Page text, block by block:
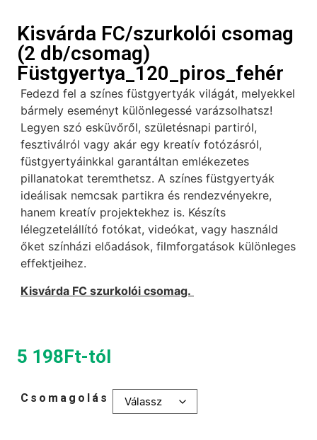
Kisvárda FC/szurkolói csomag
(2 db/csomag)
Füstgyertya_120_piros_fehér
Fedezd fel a színes füstgyertyák világát, melyekkel
bármely eseményt különlegessé varázsolhatsz!
Legyen szó esküvőről, születésnapi partiról,
fesztiválról vagy akár egy kreatív fotózásról,
füstgyertyáinkkal garantáltan emlékezetes
pillanatokat teremthetsz. A színes füstgyertyák
ideálisak nemcsak partikra és rendezvényekre,
hanem kreatív projektekhez is. Készíts
lélegzetelállító fotókat, videókat, vagy használd
őket színházi előadások, filmforgatások különleges
effektjeihez.
Kisvárda FC szurkolói csomag.
5 198Ft-tól
Csomagolás